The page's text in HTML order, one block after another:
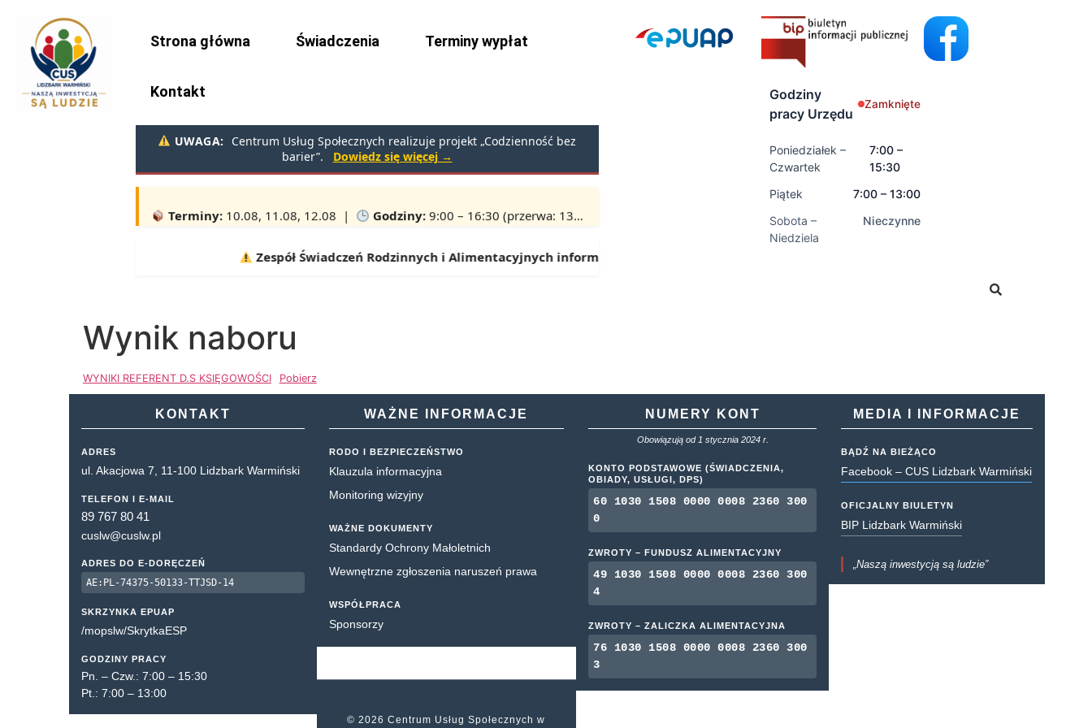
Strona główna Świadczenia Terminy wypłat
Kontakt
UWAGA:
Centrum Usług Społecznych realizuje projekt „Codzienność bez
barier”.
Dowiedz się więcej →
Zespół Świadczeń Rodzinnych i Alimentacyjnych informuje:
Godziny
pracy Urzędu
Zamknięte
Poniedziałek –
Czwartek
7:00 –
15:30
Piątek
7:00 – 13:00
Sobota –
Niedziela
Nieczynne
Wynik naboru
WYNIKI REFERENT D.S KSIĘGOWOŚCI Pobierz
KONTAKT
ADRES
ul. Akacjowa 7, 11-100 Lidzbark Warmiński
TELEFON I E-MAIL
89 767 80 41
cuslw@cuslw.pl
ADRES DO E-DORĘCZEŃ
AE:PL-74375-50133-TTJSD-14
SKRZYNKA EPUAP
/mopslw/SkrytkaESP
GODZINY PRACY
Pn. – Czw.: 7:00 – 15:30
Pt.: 7:00 – 13:00
WAŻNE INFORMACJE
RODO I BEZPIECZEŃSTWO
Klauzula informacyjna
Monitoring wizyjny
WAŻNE DOKUMENTY
Standardy Ochrony Małoletnich
Wewnętrzne zgłoszenia naruszeń prawa
WSPÓŁPRACA
Sponsorzy
© 2026 Centrum Usług Społecznych w
NUMERY KONT
Obowiązują od 1 stycznia 2024 r.
KONTO PODSTAWOWE (ŚWIADCZENIA,
OBIADY, USŁUGI, DPS)
60 1030 1508 0000 0008 2360 300
0
ZWROTY – FUNDUSZ ALIMENTACYJNY
49 1030 1508 0000 0008 2360 300
4
ZWROTY – ZALICZKA ALIMENTACYJNA
76 1030 1508 0000 0008 2360 300
3
MEDIA I INFORMACJE
BĄDŹ NA BIEŻĄCO
Facebook – CUS Lidzbark Warmiński
OFICJALNY BIULETYN
BIP Lidzbark Warmiński
„Naszą inwestycją są ludzie”